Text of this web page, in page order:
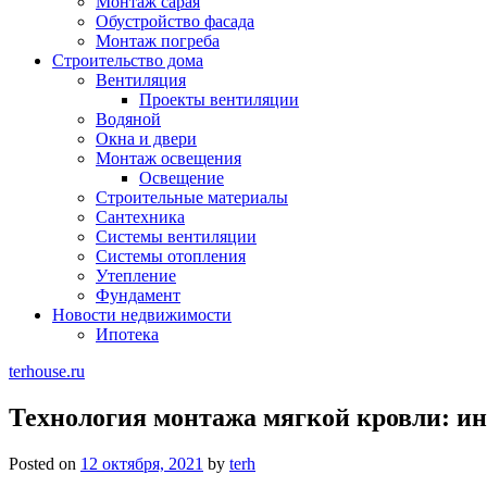
Обустройство фасада
Монтаж погреба
Строительство дома
Вентиляция
Проекты вентиляции
Водяной
Окна и двери
Монтаж освещения
Освещение
Строительные материалы
Сантехника
Системы вентиляции
Системы отопления
Утепление
Фундамент
Новости недвижимости
Ипотека
terhouse.ru
Технология монтажа мягкой кровли:
Posted on 12 октября, 2021 by terh